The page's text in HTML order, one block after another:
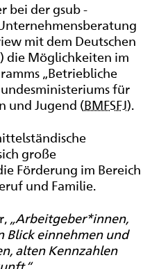
bei der gsub -
mit dem Deutschen
die Möglichkeiten im
„Betriebliche
für
und Jugend (BMFSFJ).
große
Förderung im Bereich
und Familie.
„Arbeitgeber*innen,
Blick einnehmen und
alten Kennzahlen